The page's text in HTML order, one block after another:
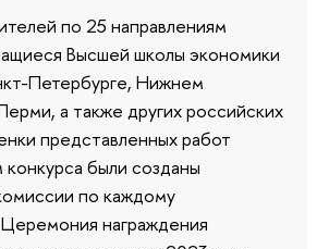
по 25 направлениям
Высшей школы экономики
Петербурге, Нижнем
а также других российских
представленных работ
были созданы
по каждому
награждения